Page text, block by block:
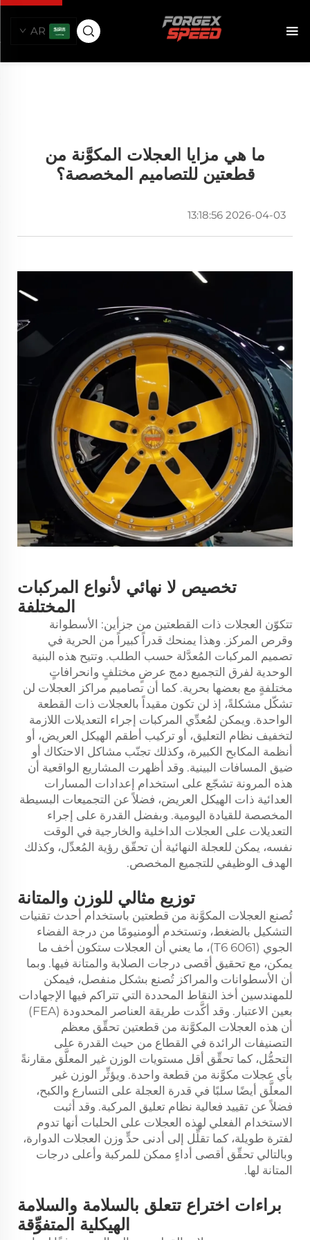
AR
ما هي مزايا العجلات المكوَّنة من
قطعتين للتصاميم المخصصة؟
2026-04-03 13:18:56
تخصيص لا نهائي لأنواع المركبات
المختلفة
تتكوّن العجلات ذات القطعتين من جزأين: الأسطوانة
وقرص المركز. وهذا يمنحك قدراً كبيراً من الحرية في
تصميم المركبات المُعدَّلة حسب الطلب. وتتيح هذه البنية
الوحدية لفرق التجميع دمج عرضٍ مختلفٍ وانحرافاتٍ
مختلفةٍ مع بعضها بحرية. كما أن تصاميم مراكز العجلات لن
تشكّل مشكلةً، إذ لن تكون مقيداً بالعجلات ذات القطعة
الواحدة. ويمكن لمُعدِّي المركبات إجراء التعديلات اللازمة
لتخفيف نظام التعليق، أو تركيب أطقم الهيكل العريض، أو
أنظمة المكابح الكبيرة، وكذلك تجنّب مشاكل الاحتكاك أو
ضيق المسافات البينية. وقد أظهرت المشاريع الواقعية أن
هذه المرونة تشجّع على استخدام إعدادات المسارات
العدائية ذات الهيكل العريض، فضلاً عن التجميعات البسيطة
المخصصة للقيادة اليومية. وبفضل القدرة على إجراء
التعديلات على العجلات الداخلية والخارجية في الوقت
نفسه، يمكن للعجلة النهائية أن تحقّق رؤية المُعدِّل، وكذلك
الهدف الوظيفي للتجميع المخصص.
توزيع مثالي للوزن والمتانة
تُصنع العجلات المكوَّنة من قطعتين باستخدام أحدث تقنيات
التشكيل بالضغط، وتستخدم ألومنيومًا من درجة الفضاء
الجوي (6061 T6)، ما يعني أن العجلات ستكون أخف ما
يمكن، مع تحقيق أقصى درجات الصلابة والمتانة فيها. وبما
أن الأسطوانات والمراكز تُصنع بشكل منفصل، فيمكن
للمهندسين أخذ النقاط المحددة التي تتراكم فيها الإجهادات
بعين الاعتبار. وقد أكَّدت طريقة العناصر المحدودة (FEA)
أن هذه العجلات المكوَّنة من قطعتين تحقِّق معظم
التصنيفات الرائدة في القطاع من حيث القدرة على
التحمُّل، كما تحقِّق أقل مستويات الوزن غير المعلَّق مقارنةً
بأي عجلات مكوَّنة من قطعة واحدة. ويؤثِّر الوزن غير
المعلَّق أيضًا سلبًا في قدرة العجلة على التسارع والكبح،
فضلاً عن تقييد فعالية نظام تعليق المركبة. وقد أثبت
الاستخدام الفعلي لهذه العجلات على الحلبات أنها تدوم
لفترة طويلة، كما تقلِّل إلى أدنى حدٍّ وزن العجلات الدوارة،
وبالتالي تحقِّق أقصى أداءٍ ممكن للمركبة وأعلى درجات
المتانة لها.
براءات اختراع تتعلق بالسلامة والسلامة
الهيكلية المتفوِّقة